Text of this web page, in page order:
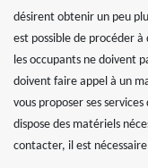
désirent obtenir un peu
est possible de procéder
les occupants ne doivent
doivent faire appel à un
vous proposer ses
dispose des matériels
contacter, il est